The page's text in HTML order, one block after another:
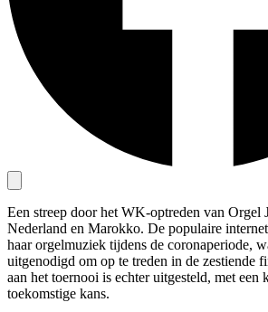
Een streep door het WK-optreden van Orgel
Nederland en Marokko. De populaire
haar orgelmuziek tijdens de coronaperiode,
uitgenodigd om op te treden in de zestiende
aan het toernooi is echter uitgesteld, met een
toekomstige kans.